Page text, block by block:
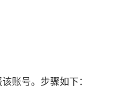
账号。步骤如下：